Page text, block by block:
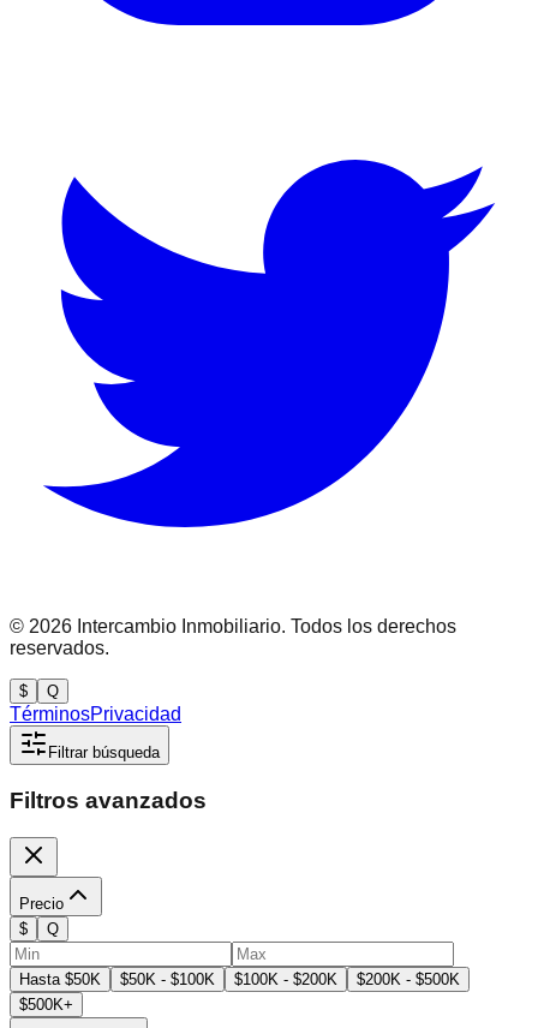
© 2026 Intercambio Inmobiliario. Todos los derechos
reservados.
$ Q
TérminosPrivacidad
Filtrar búsqueda
Filtros avanzados
Precio
$
Q
Hasta $50K $50K - $100K $100K - $200K
$200K - $500K
$500K+